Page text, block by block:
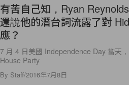
有苦自己知，Ryan
還說他的潛台詞流露了對
應？
7 月 4 日美國 Independence Day 當天
House Party
By Staff/2016年7月8日